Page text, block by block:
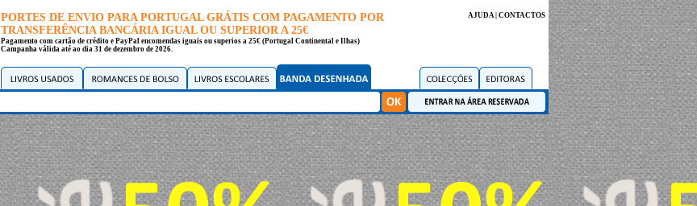
PORTES DE ENVIO PARA PORTUGAL GRÁTIS COM PAGAMENTO POR
TRANSFERÊNCIA BANCÁRIA IGUAL OU SUPERIOR A 25€
Pagamento com cartão de crédito e PayPal encomendas iguais ou superios a 25€ (Portugal Continental e Ilhas)
Campanha válida até ao dia 31 de dezembro de 2026.
AJUDA| CONTACTOS